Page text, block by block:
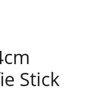
Stick